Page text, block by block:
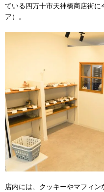
ている四万十市天神橋商店街に
ア）。
店内には、クッキーやマフィ